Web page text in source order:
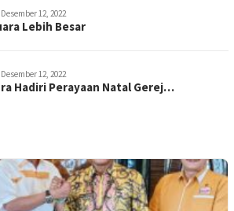
Desember 12, 2022
Lebih Besar
Desember 12, 2022
Hadiri Perayaan Natal Gerej…